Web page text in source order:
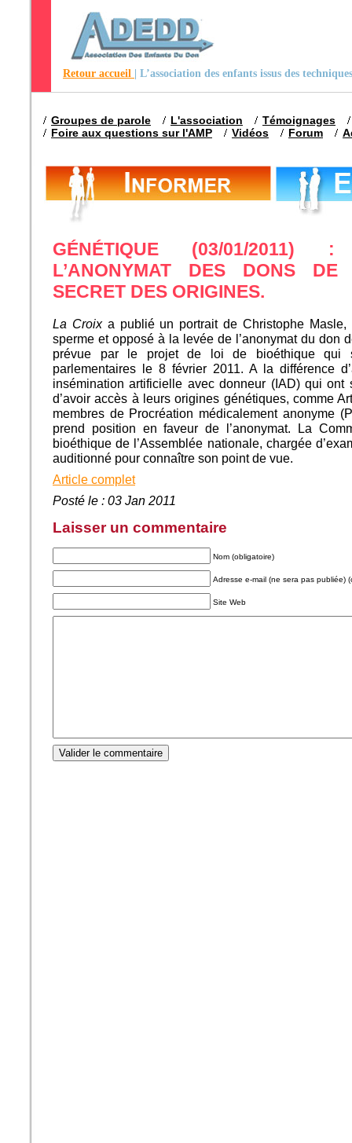
Retour accueil | L’association des enfants issus des
Groupes de parole L'association
Témoignages
Foire aux questions sur l'AMP
Vidéos Forum
GÉNÉTIQUE (03/01/2011)
L’ANONYMAT DES DONS DE
SECRET DES ORIGINES.
La Croixa publié un portrait de Christophe
sperme et opposé à la levée de l’anonymat du don
prévue par le projet de loi de bioéthique qui
parlementaires le 8 février 2011. A la différence
insémination artificielle avec donneur (IAD) qui ont
d’avoir accès à leurs origines génétiques, comme
membres de Procréation médicalement anonyme
prend position en faveur de l’anonymat. La
bioéthique de l’Assemblée nationale, chargée
auditionné pour connaître son point de vue.
Article complet
Posté le : 03 Jan 2011
Laisser un commentaire
Nom (obligatoire)
Adresse e-mail (ne sera pas publiée)
Site Web